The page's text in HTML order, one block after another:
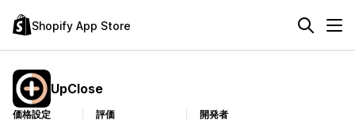
Shopify App Store
UpClose
価格設定
評価
開発者